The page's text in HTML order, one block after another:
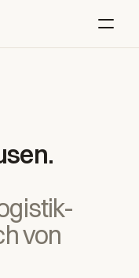
Menü
.
von